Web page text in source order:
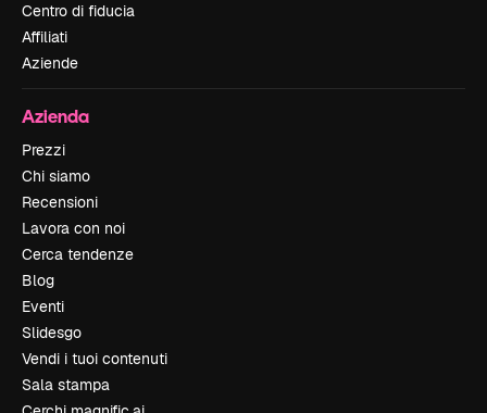
Centro di fiducia
Affiliati
Aziende
Azienda
Prezzi
Chi siamo
Recensioni
Lavora con noi
Cerca tendenze
Blog
Eventi
Slidesgo
Vendi i tuoi contenuti
Sala stampa